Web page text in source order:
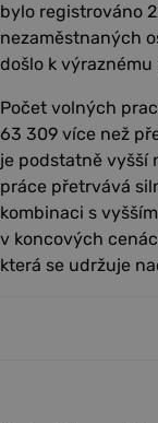
bylo registrováno
nezaměstnaných
došlo k výraznému
Počet volných
63 309 více než
je podstatně vyšší
práce přetrvává
kombinaci s
v koncových
která se udržuje